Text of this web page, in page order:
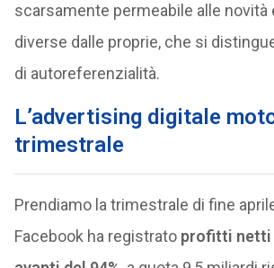
scarsamente permeabile alle novità
diverse dalle proprie, che si
di autoreferenzialità.
L’advertising digitale
trimestrale
Prendiamo la trimestrale di fine
Facebook ha registrato profitti netti